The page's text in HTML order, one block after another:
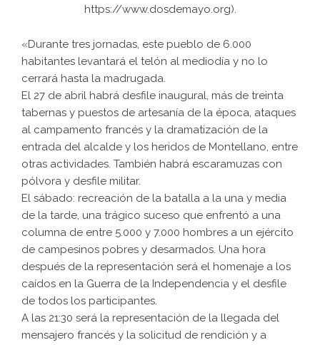
https://www.dosdemayo.org).
«Durante tres jornadas, este pueblo de 6.000
habitantes levantará el telón al mediodía y no lo
cerrará hasta la madrugada.
El 27 de abril habrá desfile inaugural, más de treinta
tabernas y puestos de artesanía de la época, ataques
al campamento francés y la dramatización de la
entrada del alcalde y los heridos de Montellano, entre
otras actividades. También habrá escaramuzas con
pólvora y desfile militar.
El sábado: recreación de la batalla a la una y media
de la tarde, una trágico suceso que enfrentó a una
columna de entre 5.000 y 7.000 hombres a un ejército
de campesinos pobres y desarmados. Una hora
después de la representación será el homenaje a los
caídos en la Guerra de la Independencia y el desfile
de todos los participantes.
A las 21:30 será la representación de la llegada del
mensajero francés y la solicitud de rendición y a